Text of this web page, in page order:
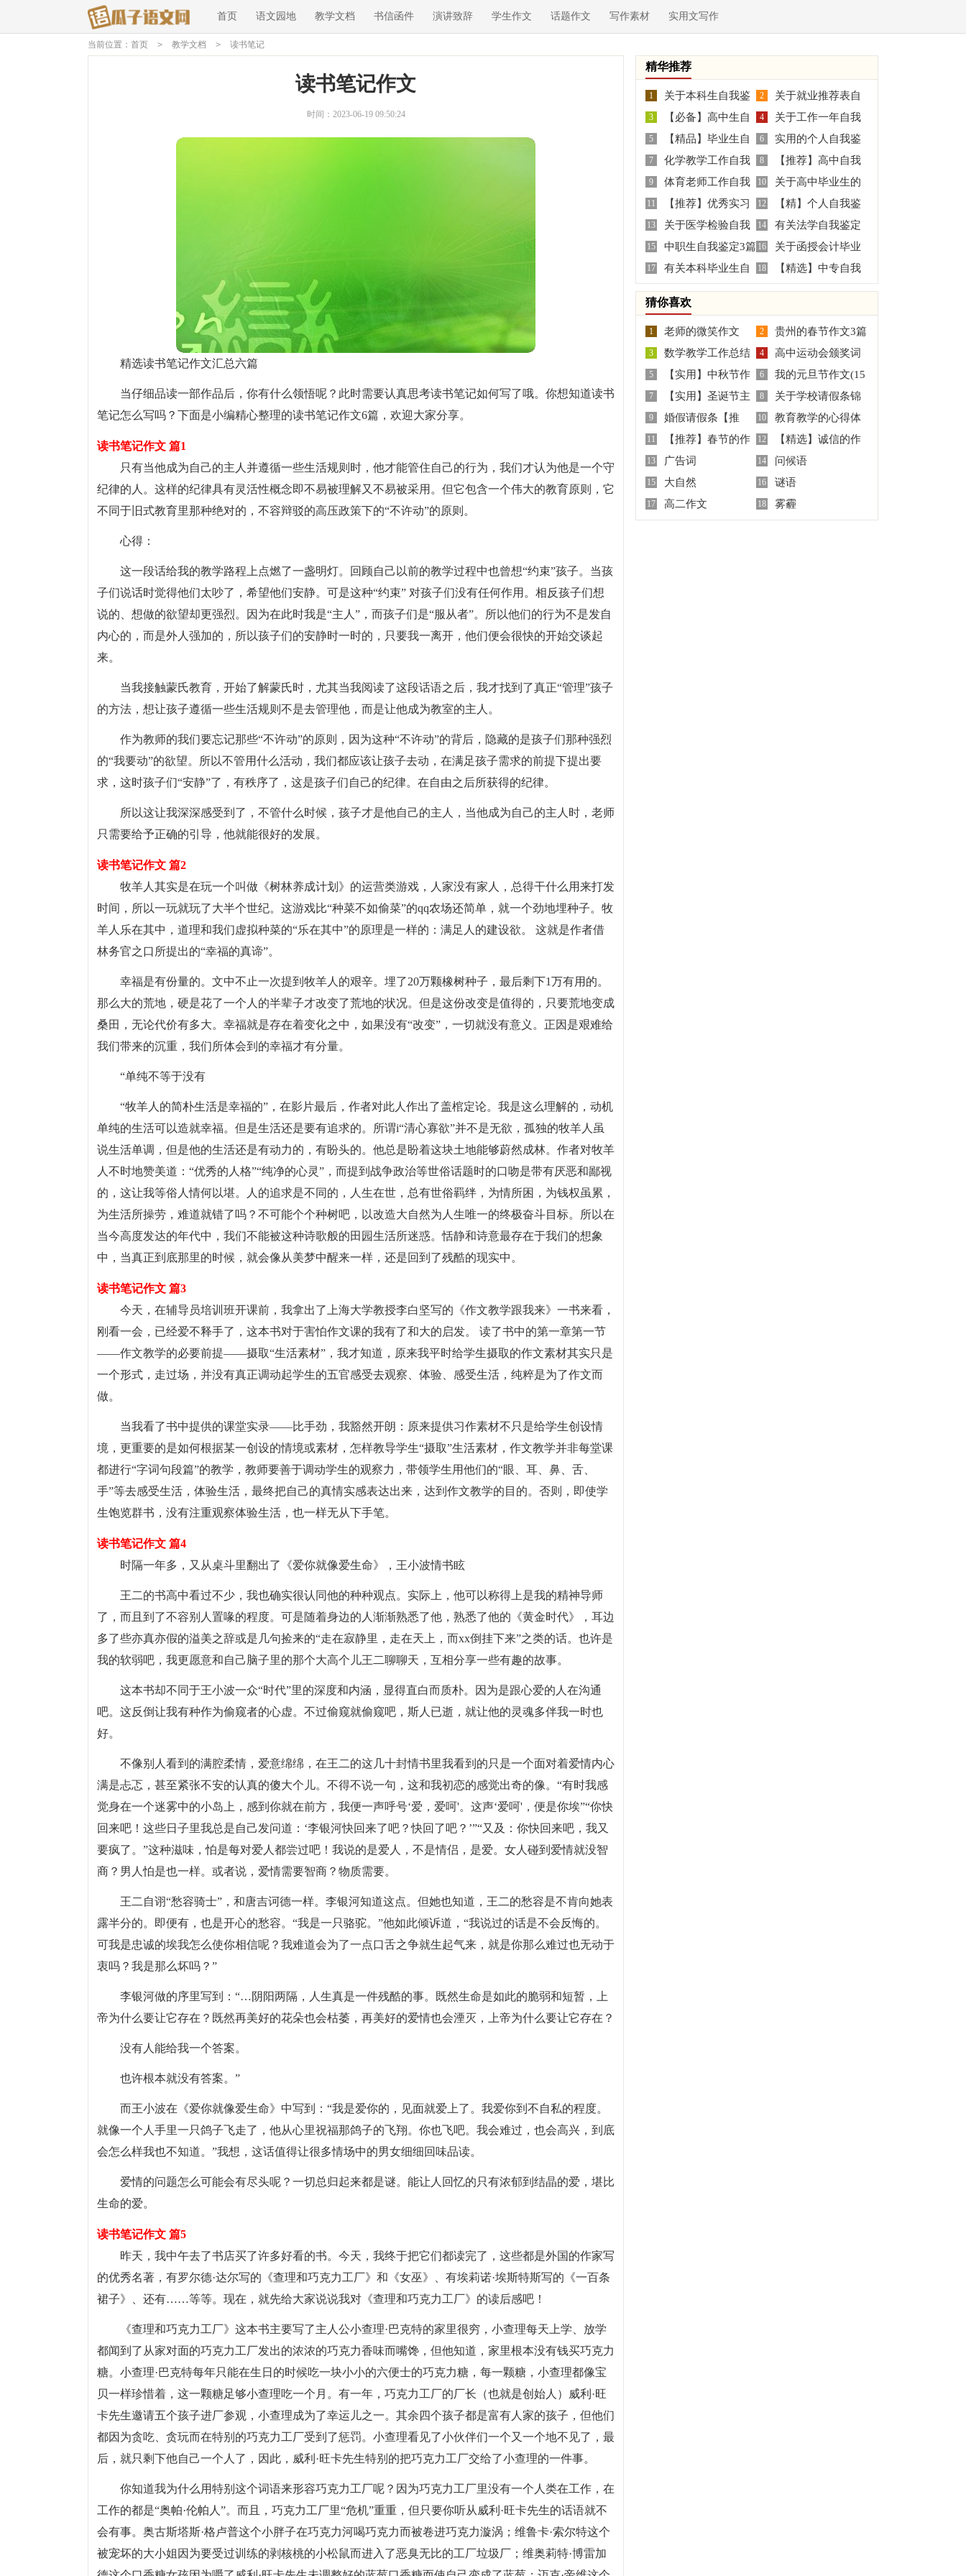
首页 语文园地 教学文档 书信函件 演讲致辞 学生作文 话题作文 写作素材 实用文写作
当前位置： 首页 > 教学文档 > 读书笔记
读书笔记作文
时间：2023-06-19 09:50:24
精选读书笔记作文汇总六篇
当仔细品读一部作品后，你有什么领悟呢？此时需要认真思考读书笔记如何写了哦。你想知道读书
笔记怎么写吗？下面是小编精心整理的读书笔记作文6篇，欢迎大家分享。
读书笔记作文 篇1
只有当他成为自己的主人并遵循一些生活规则时，他才能管住自己的行为，我们才认为他是一个守
纪律的人。这样的纪律具有灵活性概念即不易被理解又不易被采用。但它包含一个伟大的教育原则，它
不同于旧式教育里那种绝对的，不容辩驳的高压政策下的“不许动”的原则。
心得：
这一段话给我的教学路程上点燃了一盏明灯。回顾自己以前的教学过程中也曾想“约束”孩子。当孩
子们说话时觉得他们太吵了，希望他们安静。可是这种“约束” 对孩子们没有任何作用。相反孩子们想
说的、想做的欲望却更强烈。因为在此时我是“主人”，而孩子们是“服从者”。所以他们的行为不是发自
内心的，而是外人强加的，所以孩子们的安静时一时的，只要我一离开，他们便会很快的开始交谈起
来。
当我接触蒙氏教育，开始了解蒙氏时，尤其当我阅读了这段话语之后，我才找到了真正“管理”孩子
的方法，想让孩子遵循一些生活规则不是去管理他，而是让他成为教室的主人。
作为教师的我们要忘记那些“不许动”的原则，因为这种“不许动”的背后，隐藏的是孩子们那种强烈
的“我要动”的欲望。所以不管用什么活动，我们都应该让孩子去动，在满足孩子需求的前提下提出要
求，这时孩子们“安静”了，有秩序了，这是孩子们自己的纪律。在自由之后所获得的纪律。
所以这让我深深感受到了，不管什么时候，孩子才是他自己的主人，当他成为自己的主人时，老师
只需要给予正确的引导，他就能很好的发展。
读书笔记作文 篇2
牧羊人其实是在玩一个叫做《树林养成计划》的运营类游戏，人家没有家人，总得干什么用来打发
时间，所以一玩就玩了大半个世纪。这游戏比“种菜不如偷菜”的qq农场还简单，就一个劲地埋种子。牧
羊人乐在其中，道理和我们虚拟种菜的“乐在其中”的原理是一样的：满足人的建设欲。 这就是作者借
林务官之口所提出的“幸福的真谛”。
幸福是有份量的。文中不止一次提到牧羊人的艰辛。埋了20万颗橡树种子，最后剩下1万有用的。
那么大的荒地，硬是花了一个人的半辈子才改变了荒地的状况。但是这份改变是值得的，只要荒地变成
桑田，无论代价有多大。幸福就是存在着变化之中，如果没有“改变”，一切就没有意义。正因是艰难给
我们带来的沉重，我们所体会到的幸福才有分量。
“单纯不等于没有
“牧羊人的简朴生活是幸福的”，在影片最后，作者对此人作出了盖棺定论。我是这么理解的，动机
单纯的生活可以造就幸福。但是生活还是要有追求的。所谓i“清心寡欲”并不是无欲，孤独的牧羊人虽
说生活单调，但是他的生活还是有动力的，有盼头的。他总是盼着这块土地能够蔚然成林。作者对牧羊
人不时地赞美道：“优秀的人格”“纯净的心灵”，而提到战争政治等世俗话题时的口吻是带有厌恶和鄙视
的，这让我等俗人情何以堪。人的追求是不同的，人生在世，总有世俗羁绊，为情所困，为钱权虽累，
为生活所操劳，难道就错了吗？不可能个个种树吧，以改造大自然为人生唯一的终极奋斗目标。所以在
当今高度发达的年代中，我们不能被这种诗歌般的田园生活所迷惑。恬静和诗意最存在于我们的想象
中，当真正到底那里的时候，就会像从美梦中醒来一样，还是回到了残酷的现实中。
读书笔记作文 篇3
今天，在辅导员培训班开课前，我拿出了上海大学教授李白坚写的《作文教学跟我来》一书来看，
刚看一会，已经爱不释手了，这本书对于害怕作文课的我有了和大的启发。 读了书中的第一章第一节
——作文教学的必要前提——摄取“生活素材”，我才知道，原来我平时给学生摄取的作文素材其实只是
一个形式，走过场，并没有真正调动起学生的五官感受去观察、体验、感受生活，纯粹是为了作文而
做。
当我看了书中提供的课堂实录——比手劲，我豁然开朗：原来提供习作素材不只是给学生创设情
境，更重要的是如何根据某一创设的情境或素材，怎样教导学生“摄取”生活素材，作文教学并非每堂课
都进行“字词句段篇”的教学，教师要善于调动学生的观察力，带领学生用他们的“眼、耳、鼻、舌、
手”等去感受生活，体验生活，最终把自己的真情实感表达出来，达到作文教学的目的。否则，即使学
生饱览群书，没有注重观察体验生活，也一样无从下手笔。
读书笔记作文 篇4
时隔一年多，又从桌斗里翻出了《爱你就像爱生命》，王小波情书眩
王二的书高中看过不少，我也确实很认同他的种种观点。实际上，他可以称得上是我的精神导师
了，而且到了不容别人置喙的程度。可是随着身边的人渐渐熟悉了他，熟悉了他的《黄金时代》，耳边
多了些亦真亦假的溢美之辞或是几句捡来的“走在寂静里，走在天上，而xx倒挂下来”之类的话。也许是
我的软弱吧，我更愿意和自己脑子里的那个大高个儿王二聊聊天，互相分享一些有趣的故事。
这本书却不同于王小波一众“时代”里的深度和内涵，显得直白而质朴。因为是跟心爱的人在沟通
吧。这反倒让我有种作为偷窥者的心虚。不过偷窥就偷窥吧，斯人已逝，就让他的灵魂多伴我一时也
好。
不像别人看到的满腔柔情，爱意绵绵，在王二的这几十封情书里我看到的只是一个面对着爱情内心
满是忐忑，甚至紧张不安的认真的傻大个儿。不得不说一句，这和我初恋的感觉出奇的像。“有时我感
觉身在一个迷雾中的小岛上，感到你就在前方，我便一声呼号‘爱，爱呵'。这声‘爱呵'，便是你埃”“你快
回来吧！这些日子里我总是自己发问道：‘李银河快回来了吧？快回了吧？’”“又及：你快回来吧，我又
要疯了。”这种滋味，怕是每对爱人都尝过吧！我说的是爱人，不是情侣，是爱。女人碰到爱情就没智
商？男人怕是也一样。或者说，爱情需要智商？物质需要。
王二自诩“愁容骑士”，和唐吉诃德一样。李银河知道这点。但她也知道，王二的愁容是不肯向她表
露半分的。即便有，也是开心的愁容。“我是一只骆驼。”他如此倾诉道，“我说过的话是不会反悔的。
可我是忠诚的埃我怎么使你相信呢？我难道会为了一点口舌之争就生起气来，就是你那么难过也无动于
衷吗？我是那么坏吗？”
李银河做的序里写到：“…阴阳两隔，人生真是一件残酷的事。既然生命是如此的脆弱和短暂，上
帝为什么要让它存在？既然再美好的花朵也会枯萎，再美好的爱情也会湮灭，上帝为什么要让它存在？
没有人能给我一个答案。
也许根本就没有答案。”
而王小波在《爱你就像爱生命》中写到：“我是爱你的，见面就爱上了。我爱你到不自私的程度。
就像一个人手里一只鸽子飞走了，他从心里祝福那鸽子的飞翔。你也飞吧。我会难过，也会高兴，到底
会怎么样我也不知道。”我想，这话值得让很多情场中的男女细细回味品读。
爱情的问题怎么可能会有尽头呢？一切总归起来都是谜。能让人回忆的只有浓郁到结晶的爱，堪比
生命的爱。
读书笔记作文 篇5
昨天，我中午去了书店买了许多好看的书。今天，我终于把它们都读完了，这些都是外国的作家写
的优秀名著，有罗尔德·达尔写的《查理和巧克力工厂》和《女巫》、有埃莉诺·埃斯特斯写的《一百条
裙子》、还有……等等。现在，就先给大家说说我对《查理和巧克力工厂》的读后感吧！
《查理和巧克力工厂》这本书主要写了主人公小查理·巴克特的家里很穷，小查理每天上学、放学
都闻到了从家对面的巧克力工厂发出的浓浓的巧克力香味而嘴馋，但他知道，家里根本没有钱买巧克力
糖。小查理·巴克特每年只能在生日的时候吃一块小小的六便士的巧克力糖，每一颗糖，小查理都像宝
贝一样珍惜着，这一颗糖足够小查理吃一个月。有一年，巧克力工厂的厂长（也就是创始人）威利·旺
卡先生邀请五个孩子进厂参观，小查理成为了幸运儿之一。其余四个孩子都是富有人家的孩子，但他们
都因为贪吃、贪玩而在特别的巧克力工厂受到了惩罚。小查理看见了小伙伴们一个又一个地不见了，最
后，就只剩下他自己一个人了，因此，威利·旺卡先生特别的把巧克力工厂交给了小查理的一件事。
你知道我为什么用特别这个词语来形容巧克力工厂呢？因为巧克力工厂里没有一个人类在工作，在
工作的都是“奥帕·伦帕人”。而且，巧克力工厂里“危机”重重，但只要你听从威利·旺卡先生的话语就不
会有事。奥古斯塔斯·格卢普这个小胖子在巧克力河喝巧克力而被卷进巧克力漩涡；维鲁卡·索尔特这个
被宠坏的大小姐因为要受过训练的剥核桃的小松鼠而进入了恶臭无比的工厂垃圾厂；维奥莉特·博雷加
精华推荐
1
关于本科生自我鉴
定3篇
2
关于就业推荐表自
我鉴定三篇
3
【必备】高中生自
我鉴定三篇
4
关于工作一年自我
鉴定集锦七篇
5
【精品】毕业生自
我鉴定模板集锦七篇
6
实用的个人自我鉴
定4篇
7
化学教学工作自我
鉴定
8
【推荐】高中自我
鉴定三篇
9
体育老师工作自我
鉴定
10
关于高中毕业生的
自我鉴定集合五篇
11
【推荐】优秀实习
生自我鉴定三篇
12
【精】个人自我鉴
定11篇
13
关于医学检验自我
鉴定4篇
14
有关法学自我鉴定
四篇
15 中职生自我鉴定3篇 16
关于函授会计毕业
生自我鉴定三篇
17
有关本科毕业生自
我鉴定锦集十篇
18
【精选】中专自我
鉴定模板汇总4篇
猜你喜欢
1 老师的微笑作文 2 贵州的春节作文3篇
3
数学教学工作总结
集锦15篇
4
高中运动会颁奖词
讲话稿
5
【实用】中秋节作
文300字集锦9篇
6
我的元旦节作文(15
篇)
7
【实用】圣诞节主
持词开场白4篇
8
关于学校请假条锦
集6篇
9
婚假请假条【推
荐】
10
教育教学的心得体
会（通用8篇）
11
【推荐】春节的作
文9篇
12
【精选】诚信的作
文300字3篇
13 广告词 14 问候语
15 大自然 16 谜语
17 高二作文 18 雾霾